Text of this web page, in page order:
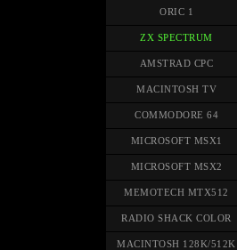
ORIC 1
ZX SPECTRUM
AMSTRAD CPC
MACINTOSH TV
COMMODORE 64
MICROSOFT MSX1
MICROSOFT MSX2
MEMOTECH MTX512
RADIO SHACK COLOR
MACINTOSH 128K/512K